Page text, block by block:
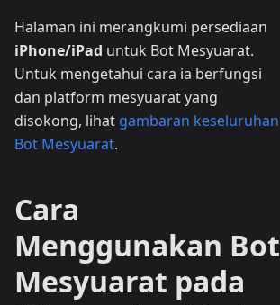
Halaman ini merangkumi persediaan
iPhone/iPad untuk Bot Mesyuarat.
Untuk mengetahui cara ia berfungsi
dan platform mesyuarat yang
disokong, lihat gambaran keseluruhan
Bot Mesyuarat.
Cara
Menggunakan Bot
Mesyuarat pada